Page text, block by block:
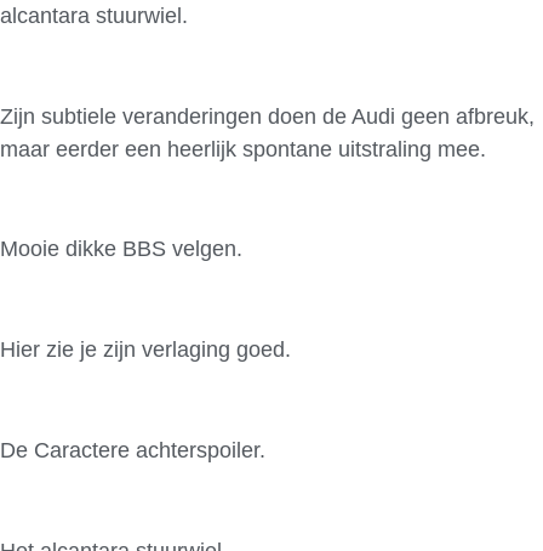
alcantara stuurwiel.
Zijn subtiele veranderingen doen de Audi geen afbreuk,
maar eerder een heerlijk spontane uitstraling mee.
Mooie dikke BBS velgen.
Hier zie je zijn verlaging goed.
De Caractere achterspoiler.